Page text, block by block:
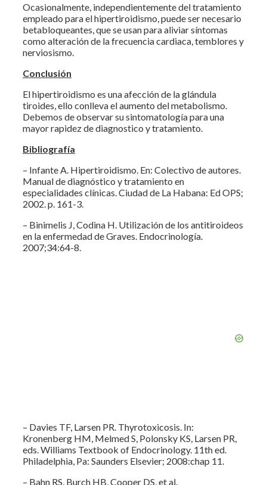
Ocasionalmente, independientemente del tratamiento
empleado para el hipertiroidismo, puede ser necesario
betabloqueantes, que se usan para aliviar síntomas
como alteración de la frecuencia cardiaca, temblores y
nerviosismo.
Conclusión
El hipertiroidismo es una afección de la glándula
tiroides, ello conlleva el aumento del metabolismo.
Debemos de observar su sintomatología para una
mayor rapidez de diagnostico y tratamiento.
Bibliografía
– Infante A. Hipertiroidismo. En: Colectivo de autores.
Manual de diagnóstico y tratamiento en
especialidades clínicas. Ciudad de La Habana: Ed OPS;
2002. p. 161-3.
– Binimelis J, Codina H. Utilización de los antitiroideos
en la enfermedad de Graves. Endocrinología.
2007;34:64-8.
– Davies TF, Larsen PR. Thyrotoxicosis. In:
Kronenberg HM, Melmed S, Polonsky KS, Larsen PR,
eds. Williams Textbook of Endocrinology. 11th ed.
Philadelphia, Pa: Saunders Elsevier; 2008:chap 11.
– Bahn RS, Burch HB, Cooper DS, et al.